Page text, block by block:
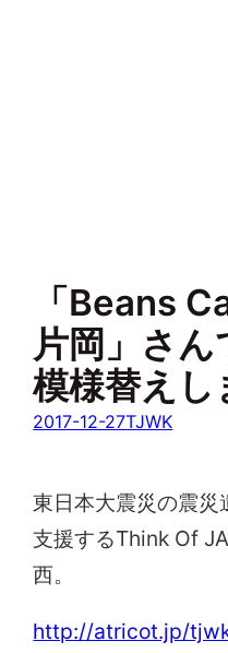
「Beans
片岡」さん
模様替え
2017-12-27TJWK
東日本大震災の震
支援するThink Of
西。
http://atricot.jp/